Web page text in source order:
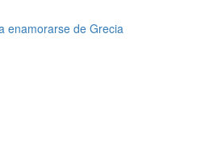
enamorarse de Grecia